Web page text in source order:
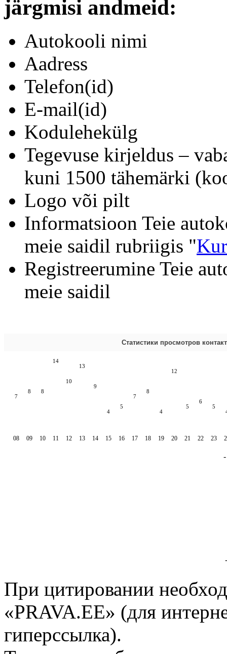
järgmisi andmeid:
Autokooli nimi
Aadress
Telefon(id)
E-mail(id)
Kodulehekülg
Tegevuse kirjeldus –
kuni 1500 tähemärki
Logo või pilt
Informatsioon Teie
meie saidil rubriigis "
Registreerumine Teie
meie saidil
Статистики просмотров
7
08
8
09
8
10
14
11
10
12
13
13
9
14
4
15
5
16
7
17
8
18
4
19
12
20
5
21
6
22
5
23
При цитировании
«PRAVA.EE» (для
гиперссылка).